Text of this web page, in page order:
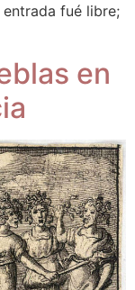
fué libre;
en